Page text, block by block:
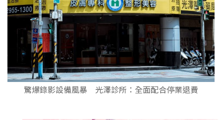
驚爆錄影設備風暴 光澤診所：全面配合停業退費